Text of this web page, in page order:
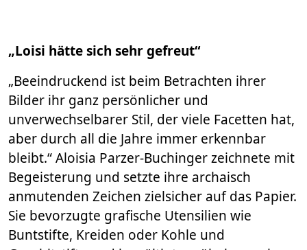
„Loisi hätte sich sehr gefreut“
„Beeindruckend ist beim Betrachten ihrer
Bilder ihr ganz persönlicher und
unverwechselbarer Stil, der viele Facetten hat,
aber durch all die Jahre immer erkennbar
bleibt.“ Aloisia Parzer-Buchinger zeichnete mit
Begeisterung und setzte ihre archaisch
anmutenden Zeichen zielsicher auf das Papier.
Sie bevorzugte grafische Utensilien wie
Buntstifte, Kreiden oder Kohle und